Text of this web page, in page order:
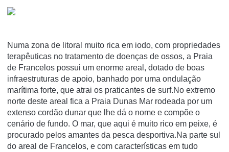
Numa zona de litoral muito rica em iodo, com propriedades
terapêuticas no tratamento de doenças de ossos, a Praia
de Francelos possui um enorme areal, dotado de boas
infraestruturas de apoio, banhado por uma ondulação
marítima forte, que atrai os praticantes de surf.No extremo
norte deste areal fica a Praia Dunas Mar rodeada por um
extenso cordão dunar que lhe dá o nome e compõe o
cenário de fundo. O mar, que aqui é muito rico em peixe, é
procurado pelos amantes da pesca desportiva.Na parte sul
do areal de Francelos, e com características em tudo